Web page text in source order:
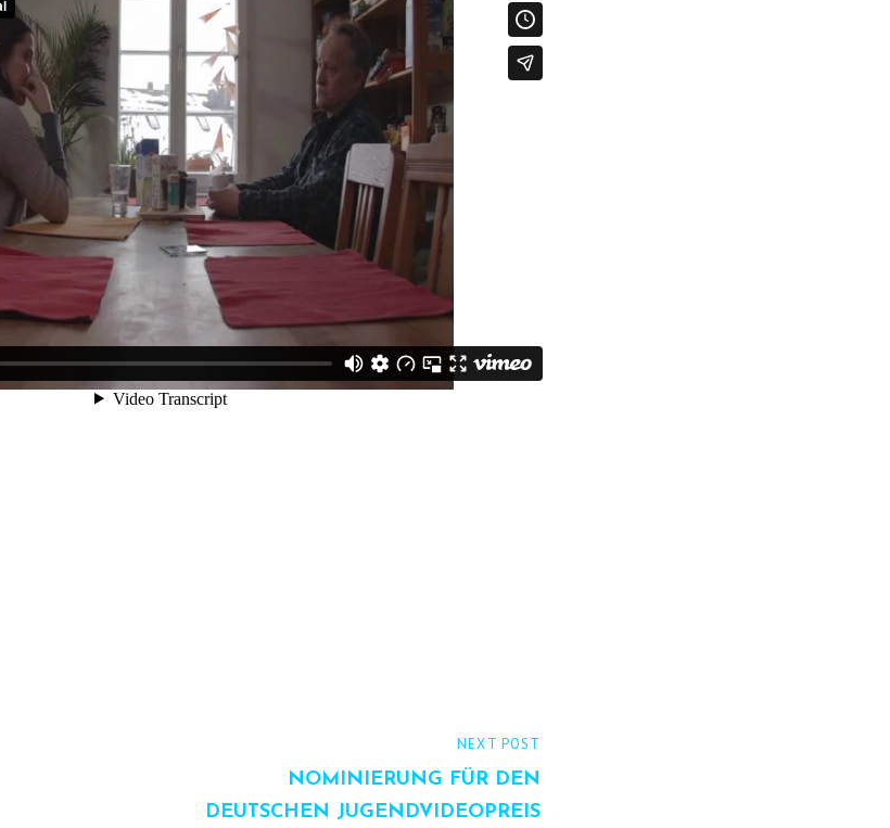
NEXT POST
NOMINIERUNG FÜR DEN
DEUTSCHEN JUGENDVIDEOPREIS